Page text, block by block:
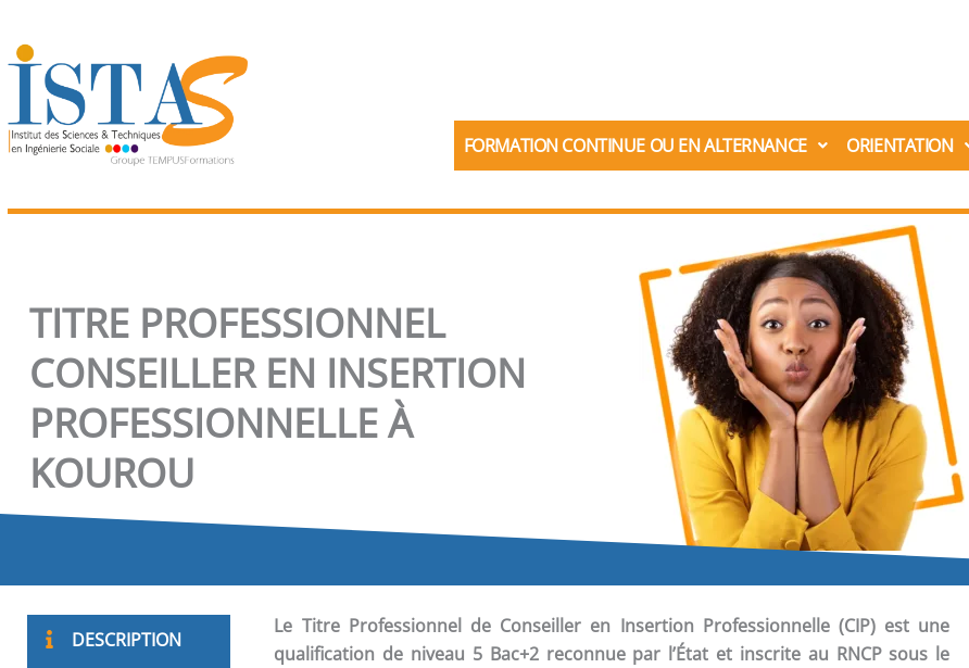
au
contenu
FORMATION CONTINUE OU EN ALTERNANCE ORIENTATION
TITRE PROFESSIONNEL
CONSEILLER EN INSERTION
PROFESSIONNELLE À
KOUROU
DESCRIPTION
Le Titre Professionnel de Conseiller en Insertion Professionnelle (CIP) est une
qualification de niveau 5 Bac+2 reconnue par l’État et inscrite au RNCP sous le